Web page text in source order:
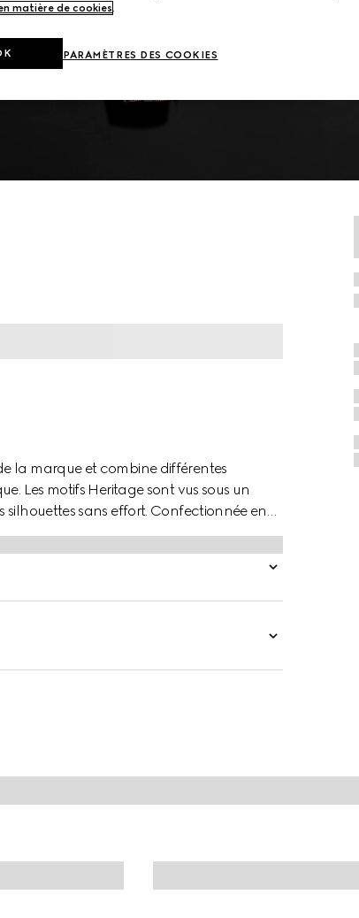
la marque et combine différentes
Les motifs Heritage sont vus sous un
sans effort. Confectionnée en
léopard intégral.
matière de cookies
PARAMÈTRES DES COOKIES